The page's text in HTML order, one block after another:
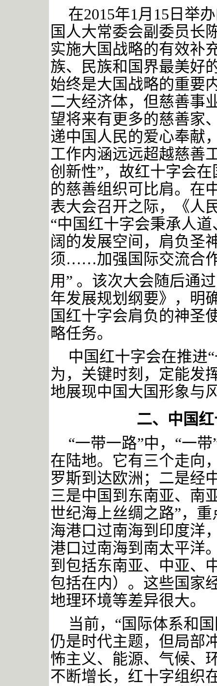
在2015年1月15日举
国人大常委会副委员长
实施大国战略的有效补
族、民族和国界最美好
始终是大国战略的重要
二大经济体，但慈善事
望将来有更多的慈善家
递中国人民的爱心奉献
工作内涵远远超越慈善
创新性”，故红十字会
的慈善组织可比肩。在
表大会召开之际，《人
“中国红十字会秉承人
阔的发展空间，肩负圣
须……加强国际交流合
用” 。该次大会随后通
年发展规划纲要》，明
国红十字会肩负的神圣
略任务。
中国红十字会在推进
为，关键时刻，定能发
地展现中国大国形象与
二、中国
“一带一路”中，“一
在陆地。它有三个走向
罗斯到达欧洲；二是经
三是中国到东南亚、南
世纪海上丝绸之路”，
海港口过南海到印度洋
港口过南海到南太平洋
到包括东南亚、中亚、
包括在内）。这些国家
地理环境等差异很大。
当前， “国际体系和
仍是时代主题，但局部
怖主义、能源、气候、
不断增长，红十字组织